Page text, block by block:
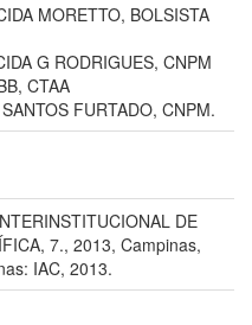
MORETTO, BOLSISTA
G RODRIGUES, CNPM
CTAA
FURTADO, CNPM.
DE
7., 2013, Campinas,
IAC, 2013.